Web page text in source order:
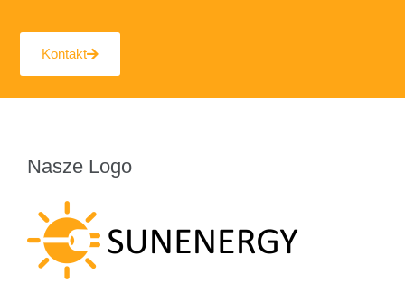
Kontakt
Nasze Logo